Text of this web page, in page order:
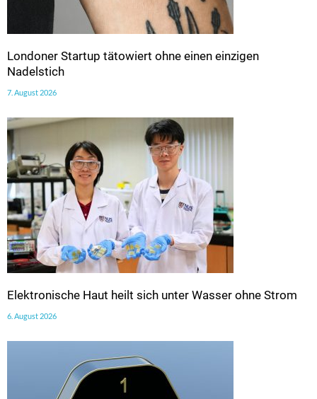
Londoner Startup tätowiert ohne einen einzigen
Nadelstich
7. August 2026
Elektronische Haut heilt sich unter Wasser ohne Strom
6. August 2026